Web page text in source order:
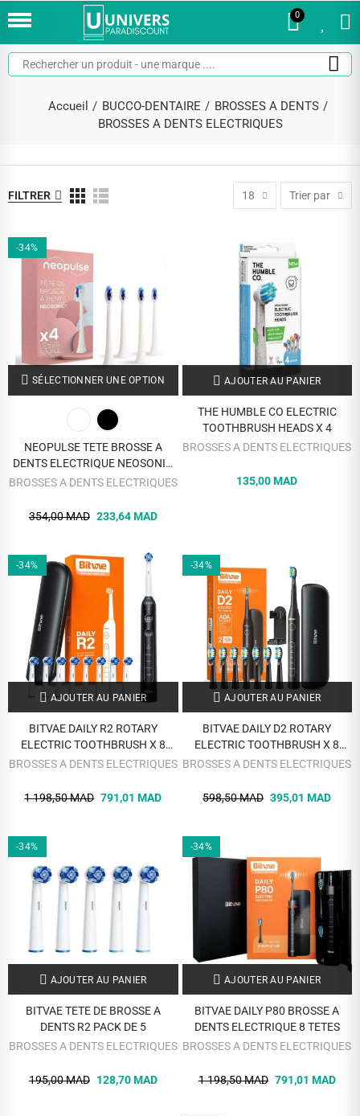
0
Accueil BUCCO-DENTAIRE
BROSSES A DENTS
BROSSES A DENTS ELECTRIQUES
FILTRER 18 Trier par
-34%
SÉLECTIONNER UNE OPTION
NEOPULSE TETE BROSSE A
DENTS ELECTRIQUE NEOSONIC
ULTRA SOUPLE X4
BROSSES A DENTS ELECTRIQUES
354,00 MAD 233,64 MAD
AJOUTER AU PANIER
THE HUMBLE CO ELECTRIC
TOOTHBRUSH HEADS X 4
BROSSES A DENTS ELECTRIQUES
135,00 MAD
-34%
AJOUTER AU PANIER
BITVAE DAILY R2 ROTARY
ELECTRIC TOOTHBRUSH X 8
REPLACEABLE BRUSH HEADS
BROSSES A DENTS ELECTRIQUES
1 198,50 MAD 791,01 MAD
-34%
AJOUTER AU PANIER
BITVAE DAILY D2 ROTARY
ELECTRIC TOOTHBRUSH X 8
REPLACEABLE BRUSH HEADS
BROSSES A DENTS ELECTRIQUES
598,50 MAD 395,01 MAD
-34%
AJOUTER AU PANIER
BITVAE TETE DE BROSSE A
DENTS R2 PACK DE 5
BROSSES A DENTS ELECTRIQUES
195,00 MAD 128,70 MAD
-34%
AJOUTER AU PANIER
BITVAE DAILY P80 BROSSE A
DENTS ELECTRIQUE 8 TETES
BROSSES A DENTS ELECTRIQUES
1 198,50 MAD 791,01 MAD